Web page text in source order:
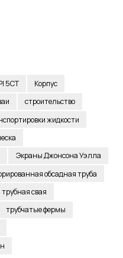
5CT
Корпус
строительство
жидкости
Экраны Джонсона Уэлла
обсадная труба
трубная свая
трубчатые фермы